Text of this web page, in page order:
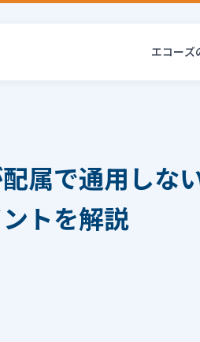
エコーズ
属で通用しな
トを解説